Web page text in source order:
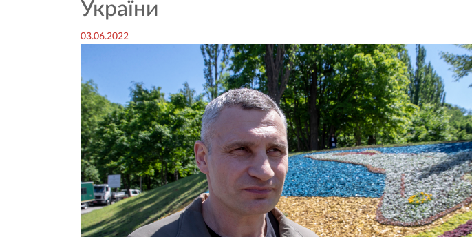
України
03.06.2022